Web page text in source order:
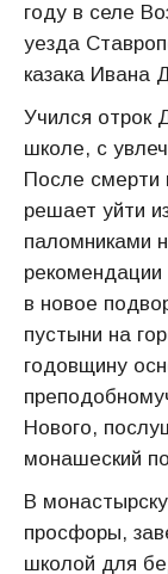
году в селе
уезда
казака Ивана
Учился отрок
школе, с
После смерти
решает уйти
паломниками
рекомендации
в новое
пустыни на
годовщину
Нового,
монашеский
В
просфоры,
школой для